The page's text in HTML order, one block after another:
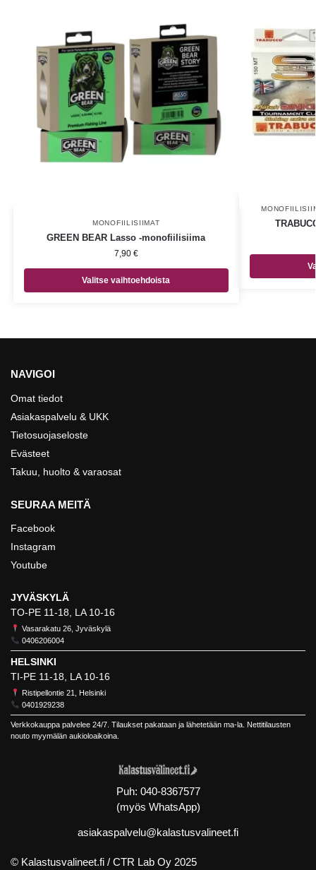
MONOFIILISIIMAT
GREEN BEAR Lasso -monofiilisiima
7,90 €
Valitse vaihtoehdoista
NAVIGOI
Omat tiedot
Asiakaspalvelu & UKK
Tietosuojaseloste
Evästeet
Takuu, huolto & varaosat
SEURAA MEITÄ
Facebook
Instagram
Youtube
JYVÄSKYLÄ
TO-PE 11-18, LA 10-16
Vasarakatu 26, Jyväskylä
0406206004
HELSINKI
TI-PE 11-18, LA 10-16
Ristipellontie 21, Helsinki
0401929238
Verkkokauppa palvelee 24/7. Tilaukset pakataan ja lähetetään ma-la. Nettitilausten
nouto myymälän aukioloaikoina.
Puh: 040-8367577
(myös WhatsApp)
asiakaspalvelu@kalastusvalineet.fi
© Kalastusvalineet.fi / CTR Lab Oy 2025